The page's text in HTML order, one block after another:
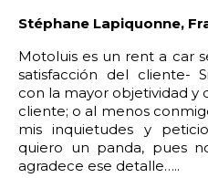
Stéphane Lapiquonne,
Motoluis es un rent a car
satisfacción del cliente-
con la mayor objetividad y
cliente; o al menos
mis inquietudes y
quiero un panda, pues
agradece ese detalle…..
18:00 18:30
20:00 20:30
22:00 22:30
Edad: